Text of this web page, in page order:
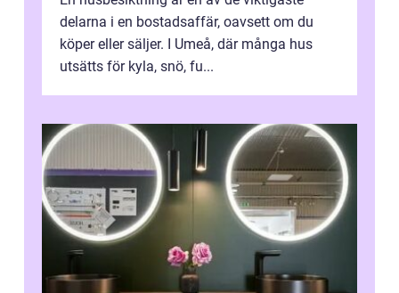
delarna i en bostadsaffär, oavsett om du
köper eller säljer. I Umeå, där många hus
utsätts för kyla, snö, fu...